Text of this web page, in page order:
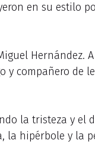
en su estilo
Hernández.
compañero de
la tristeza y el
la hipérbole y la